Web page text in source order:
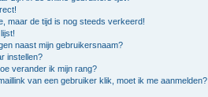
maar de tijd is nog steeds verkeerd!
naast mijn gebruikersnaam?
instellen?
verander ik mijn rang?
van een gebruiker klik, moet ik me aanmelden?